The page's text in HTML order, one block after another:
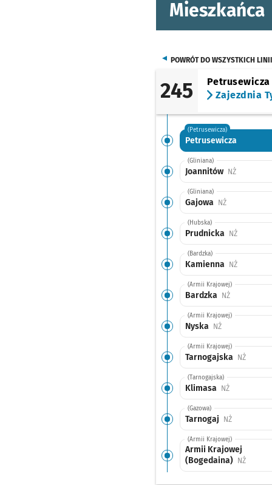
Mieszkańca
POWRÓT DO WSZYSTKICH LINII
245
Petrusewicza
Zajezdnia
(Petrusewicza)
Petrusewicza
(Gliniana)
Joannitów NŻPrzystanek
(Gliniana)
Gajowa NŻPrzystanek
(Hubska)
Prudnicka NŻ
(Bardzka)
Kamienna NŻ
(Armii Krajowej)
Bardzka NŻPrzystanek
(Armii Krajowej)
Nyska NŻPrzystanek na
(Armii Krajowej)
Tarnogajska NŻ
(Tarnogajska)
Klimasa NŻPrzystanek
(Gazowa)
Tarnogaj NŻPrzystanek
(Armii Krajowej)
Armii Krajowej
(Bogedaina)
NŻ